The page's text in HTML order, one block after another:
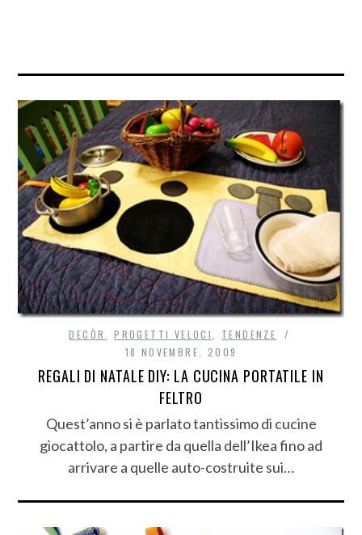
DECÒR ,PROGETTI VELOCI
TENDENZE
18 NOVEMBRE, 2009
REGALI DI NATALE DIY: LA CUCINA PORTATILE IN
FELTRO
Quest’anno si è parlato tantissimo di cucine
giocattolo, a partire da quella dell’Ikea fino ad
arrivare a quelle auto-costruite sui…